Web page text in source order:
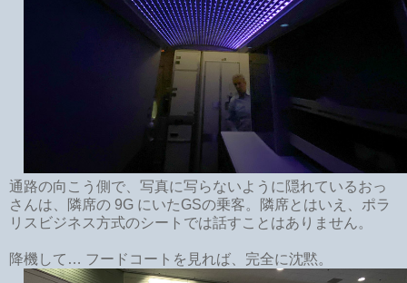
通路の向こう側で、写真に写らないように隠れているおっ
さんは、隣席の 9G にいたGSの乗客。隣席とはいえ、ポラ
リスビジネス方式のシートでは話すことはありません。
降機して… フードコートを見れば、完全に沈黙。